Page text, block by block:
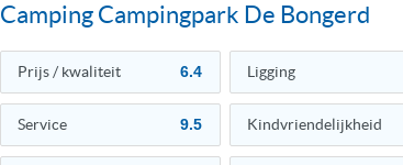
Camping Campingpark De Bongerd
Prijs / kwaliteit 6.4 Ligging
Service 9.5 Kindvriendelijkheid